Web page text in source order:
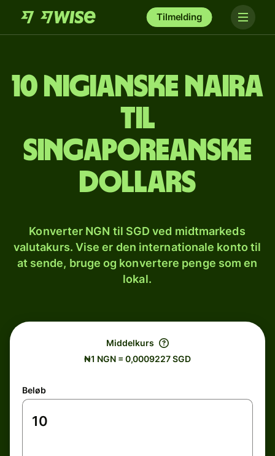
Tilmelding
10 nigianske naira
til
singaporeanske
dollars
Konverter NGN til SGD ved midtmarkeds
valutakurs. Vise er den internationale konto til
at sende, bruge og konvertere penge som en
lokal.
Middelkurs
₦1 NGN = 0,0009227 SGD
Beløb